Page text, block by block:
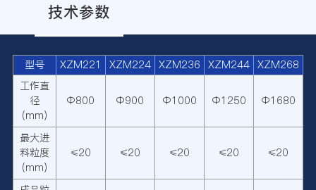
技术参数
型号 XZM221 XZM224 XZM236 XZM244 XZM268
工作直
径
(mm)
Φ800 Φ900 Φ1000 Φ1250 Φ1680
最大进
料粒度
(mm)
≤20 ≤20 ≤20 ≤20 ≤20